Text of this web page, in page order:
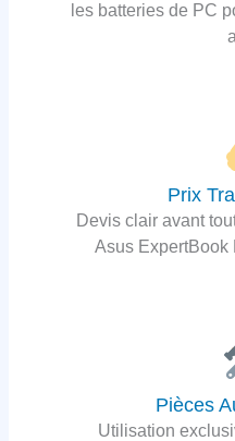
les batteries de PC
Prix
Devis clair avant
Asus ExpertBook
Pièces
Utilisation